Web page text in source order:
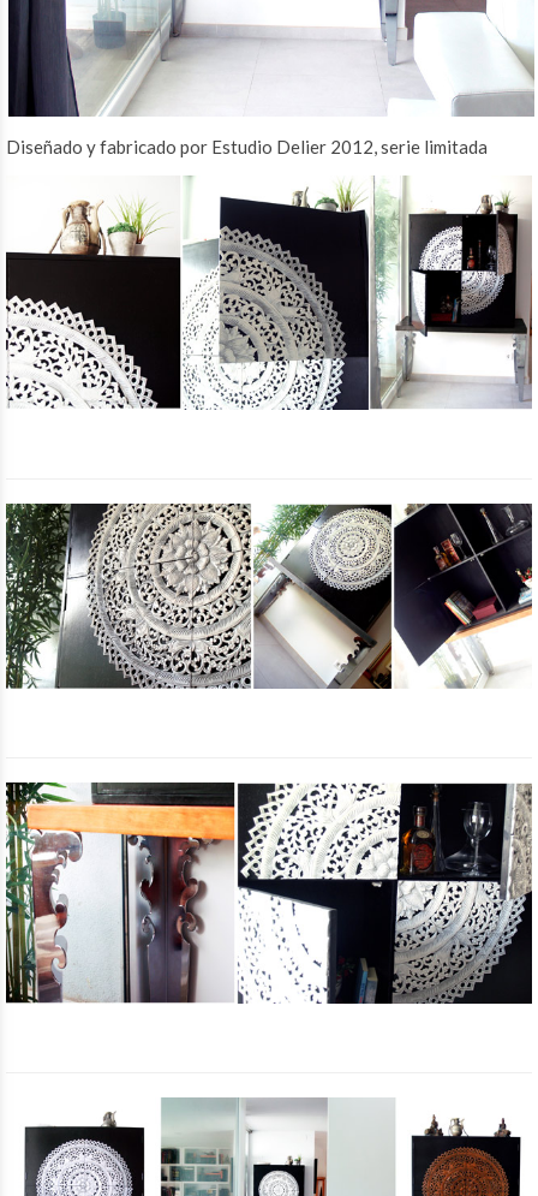
Diseñado y fabricado por Estudio Delier 2012, serie limitada